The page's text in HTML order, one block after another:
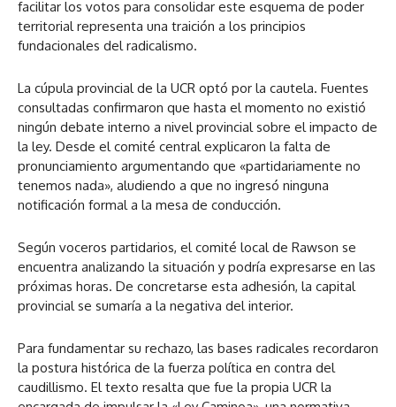
facilitar los votos para consolidar este esquema de poder
territorial representa una traición a los principios
fundacionales del radicalismo.
La cúpula provincial de la UCR optó por la cautela. Fuentes
consultadas confirmaron que hasta el momento no existió
ningún debate interno a nivel provincial sobre el impacto de
la ley. Desde el comité central explicaron la falta de
pronunciamiento argumentando que «partidariamente no
tenemos nada», aludiendo a que no ingresó ninguna
notificación formal a la mesa de conducción.
Según voceros partidarios, el comité local de Rawson se
encuentra analizando la situación y podría expresarse en las
próximas horas. De concretarse esta adhesión, la capital
provincial se sumaría a la negativa del interior.
Para fundamentar su rechazo, las bases radicales recordaron
la postura histórica de la fuerza política en contra del
caudillismo. El texto resalta que fue la propia UCR la